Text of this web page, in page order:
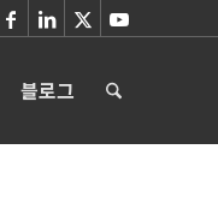
블로그